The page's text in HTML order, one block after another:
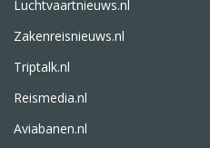
Luchtvaartnieuws.nl
Zakenreisnieuws.nl
Triptalk.nl
Reismedia.nl
Aviabanen.nl